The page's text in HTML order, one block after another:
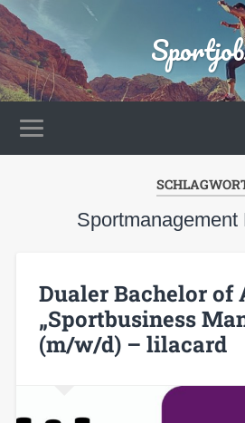
Sportmanagement
Dualer Bachelor of
„Sportbusiness
(m/w/d) – lilacard